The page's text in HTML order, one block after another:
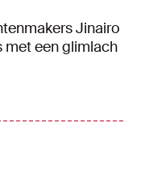
Jinairo
met een glimlach